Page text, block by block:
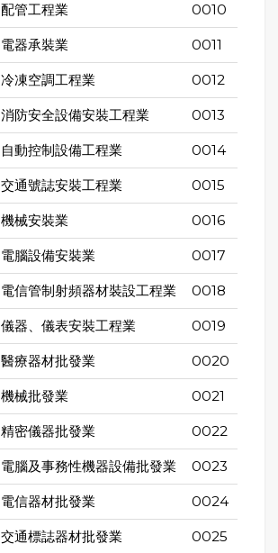
配管工程業 0010
電器承裝業 0011
冷凍空調工程業 0012
消防安全設備安裝工程業 0013
自動控制設備工程業 0014
交通號誌安裝工程業 0015
機械安裝業 0016
電腦設備安裝業 0017
電信管制射頻器材裝設工程業 0018
儀器、儀表安裝工程業 0019
醫療器材批發業 0020
機械批發業 0021
精密儀器批發業 0022
電腦及事務性機器設備批發業 0023
電信器材批發業 0024
交通標誌器材批發業 0025